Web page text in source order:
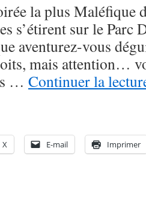
la plus Maléfique
s’étirent sur le
aventurez-vous
mais attention…
… Continuer la
X E-mail Imprimer